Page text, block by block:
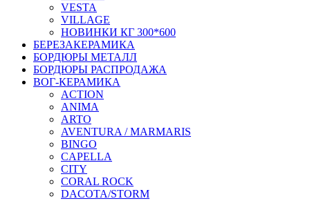
VESTA
VILLAGE
НОВИНКИ КГ 300*600
БЕРЕЗАКЕРАМИКА
БОРДЮРЫ МЕТАЛЛ
БОРДЮРЫ РАСПРОДАЖА
ВОГ-КЕРАМИКА
ACTION
ANIMA
ARTO
AVENTURA / MARMARIS
BINGO
CAPELLA
CITY
CORAL ROCK
DACOTA/STORM